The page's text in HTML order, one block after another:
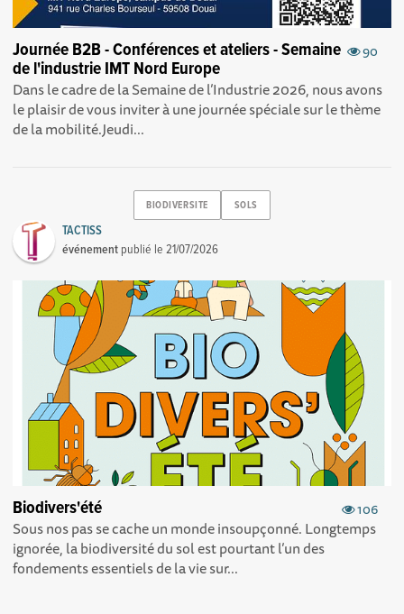
90
Journée B2B - Conférences et ateliers - Semaine
de l'industrie IMT Nord Europe
Dans le cadre de la Semaine de l’Industrie 2026, nous avons
le plaisir de vous inviter à une journée spéciale sur le thème
de la mobilité.Jeudi...
BIODIVERSITE SOLS
TACTISS
événement publié le21/07/2026
106
Biodivers'été
Sous nos pas se cache un monde insoupçonné. Longtemps
ignorée, la biodiversité du sol est pourtant l’un des
fondements essentiels de la vie sur...